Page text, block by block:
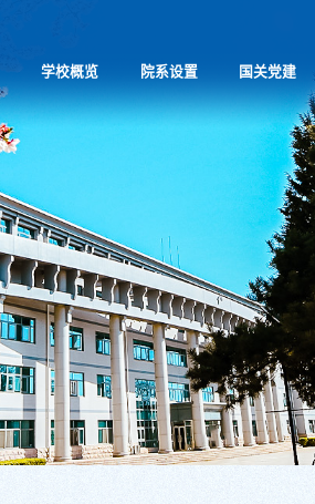
学校概览 院系设置 国关党建